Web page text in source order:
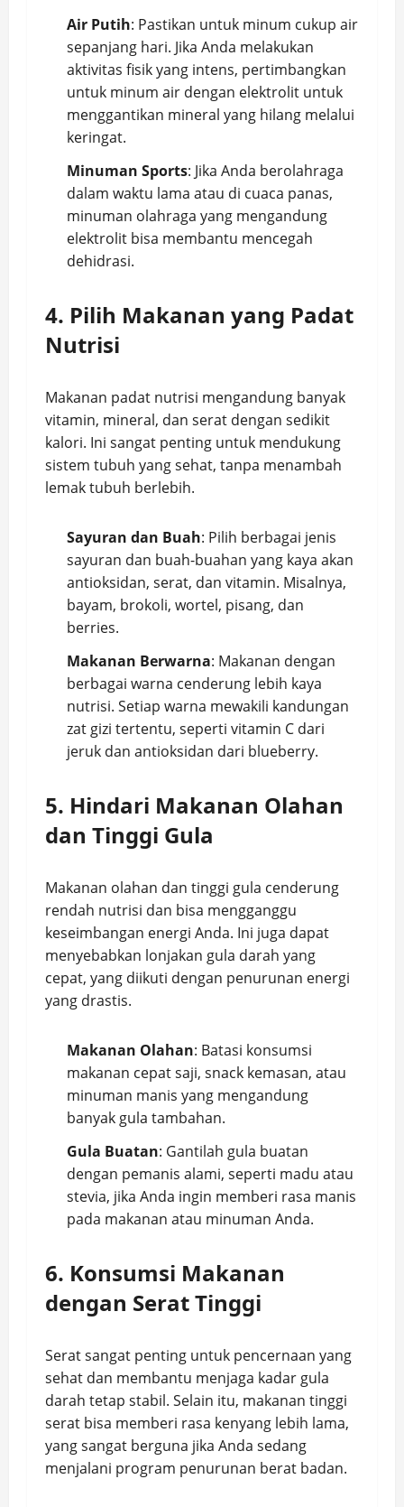
Air Putih: Pastikan untuk minum cukup air
sepanjang hari. Jika Anda melakukan
aktivitas fisik yang intens, pertimbangkan
untuk minum air dengan elektrolit untuk
menggantikan mineral yang hilang melalui
keringat.
Minuman Sports: Jika Anda berolahraga
dalam waktu lama atau di cuaca panas,
minuman olahraga yang mengandung
elektrolit bisa membantu mencegah
dehidrasi.
4. Pilih Makanan yang Padat
Nutrisi
Makanan padat nutrisi mengandung banyak
vitamin, mineral, dan serat dengan sedikit
kalori. Ini sangat penting untuk mendukung
sistem tubuh yang sehat, tanpa menambah
lemak tubuh berlebih.
Sayuran dan Buah: Pilih berbagai jenis
sayuran dan buah-buahan yang kaya akan
antioksidan, serat, dan vitamin. Misalnya,
bayam, brokoli, wortel, pisang, dan
berries.
Makanan Berwarna: Makanan dengan
berbagai warna cenderung lebih kaya
nutrisi. Setiap warna mewakili kandungan
zat gizi tertentu, seperti vitamin C dari
jeruk dan antioksidan dari blueberry.
5. Hindari Makanan Olahan
dan Tinggi Gula
Makanan olahan dan tinggi gula cenderung
rendah nutrisi dan bisa mengganggu
keseimbangan energi Anda. Ini juga dapat
menyebabkan lonjakan gula darah yang
cepat, yang diikuti dengan penurunan energi
yang drastis.
Makanan Olahan: Batasi konsumsi
makanan cepat saji, snack kemasan, atau
minuman manis yang mengandung
banyak gula tambahan.
Gula Buatan: Gantilah gula buatan
dengan pemanis alami, seperti madu atau
stevia, jika Anda ingin memberi rasa manis
pada makanan atau minuman Anda.
6. Konsumsi Makanan
dengan Serat Tinggi
Serat sangat penting untuk pencernaan yang
sehat dan membantu menjaga kadar gula
darah tetap stabil. Selain itu, makanan tinggi
serat bisa memberi rasa kenyang lebih lama,
yang sangat berguna jika Anda sedang
menjalani program penurunan berat badan.